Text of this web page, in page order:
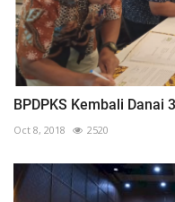
BPDPKS Kembali Danai
Oct 8, 2018 2520